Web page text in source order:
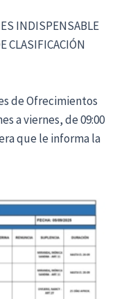
ES INDISPENSABLE
CLASIFICACIÓN
de Ofrecimientos
a viernes, de 09:00
que le informa la